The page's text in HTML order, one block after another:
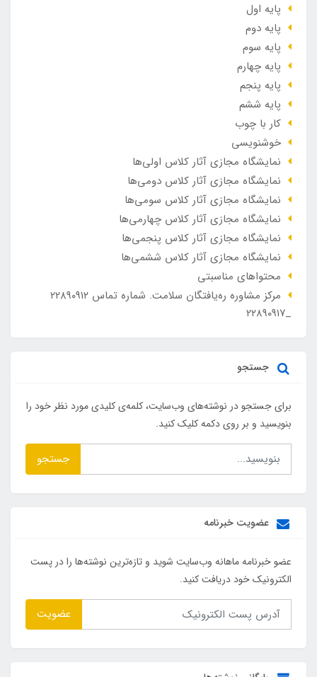
پایه اول
پایه دوم
پایه سوم
پایه چهارم
پایه پنجم
پایه ششم
کار با چوب
خوشنویسی
نمایشگاه مجازی آثار کلاس اولی‌ها
نمایشگاه مجازی آثار کلاس دومی‌ها
نمایشگاه مجازی آثار کلاس سومی‌ها
نمایشگاه مجازی آثار کلاس چهارمی‌ها
نمایشگاه مجازی آثار کلاس پنجمی‌ها
نمایشگاه مجازی آثار کلاس ششمی‌ها
محتواهای مناسبتی
مرکز مشاوره ره‌یافتگان سلامت. شماره تماس ۲۲۸۹۰۹۱۲
_۲۲۸۹۰۹۱۷
جستجو
برای جستجو در نوشته‌های وب‌سایت، کلمه‌ی کلیدی مورد نظر خود را
بنویسید و بر روی دکمه کلیک کنید.
جستجو
عضویت خبرنامه
عضو خبرنامه ماهانه وب‌سایت شوید و تازه‌ترین نوشته‌ها را در پست
الکترونیک خود دریافت کنید.
عضویت